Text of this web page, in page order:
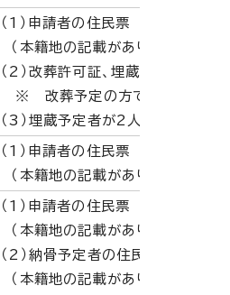
（1）申請者の住民票
（本籍地の記載があり、申請日の
（2）改葬許可証、埋蔵証明書のいず
※ 改葬予定の方で、合葬式墓所
（3）埋蔵予定者が2人の場合、両
（1）申請者の住民票
（本籍地の記載があり、申請日の
（1）申請者の住民票
（本籍地の記載があり、申請日の
（2）納骨予定者の住民票
（本籍地の記載があり、申請日の